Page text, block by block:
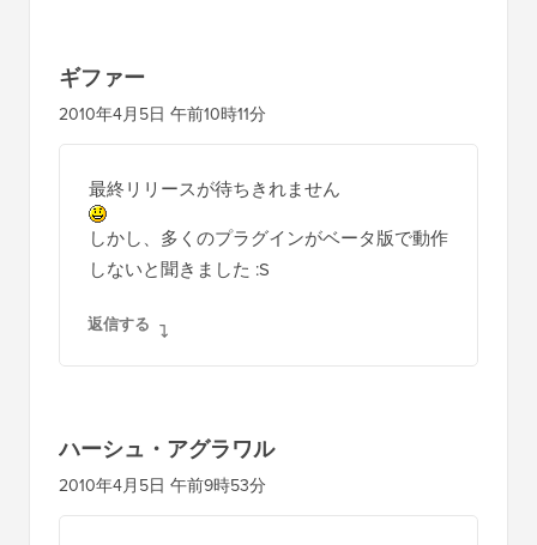
ギファー
2010年4月5日 午前10時11分
最終リリースが待ちきれません
しかし、多くのプラグインがベータ版で動作
しないと聞きました :S
返信する
ハーシュ・アグラワル
2010年4月5日 午前9時53分